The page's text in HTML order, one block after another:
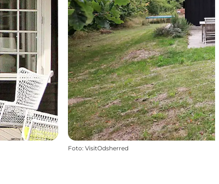
Foto: VisitOdsherred